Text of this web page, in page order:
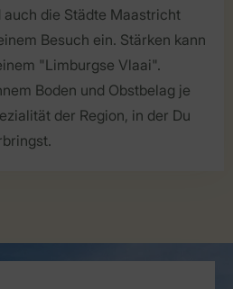
die Städte Maastricht
Besuch ein. Stärken kann
"Limburgse Vlaai".
Boden und Obstbelag je
der Region, in der Du